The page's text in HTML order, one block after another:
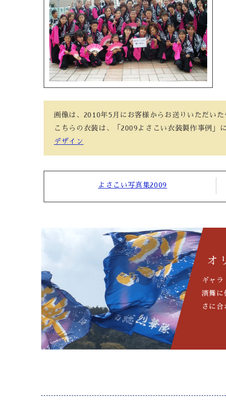
画像は、2010年5月にお客様からお送りいただいた
こちらの衣装は、「2009よさこい衣装製作事例」
デザイン
よさこい写真集2009
オ
ギャラ
演舞に
さに合